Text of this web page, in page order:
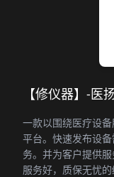
【修仪器】-医
一款以围绕医疗设
平台。快速发布设
务。并为客户提供
服务好，质保无忧的